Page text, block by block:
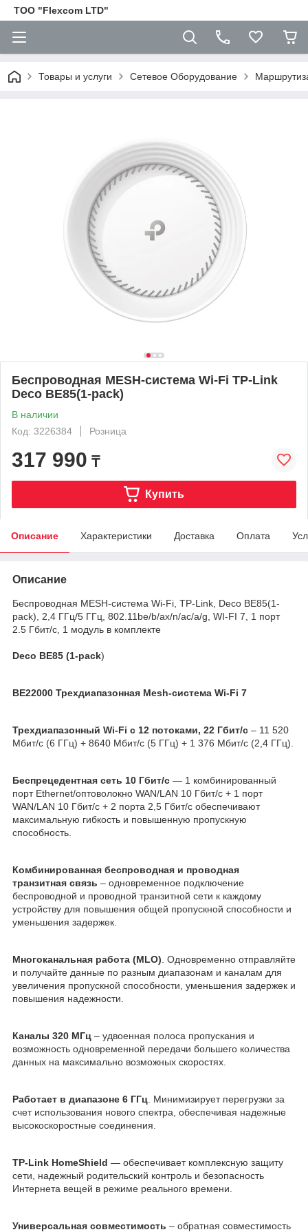
ТОО "Flexcom LTD"
Товары и услуги Сетевое Оборудование
Беспроводная MESH-система Wi-Fi TP-Link
Deco BE85(1-pack)
В наличии
Код: 3226384
Розница
317 990 ₸
Купить
Описание Характеристики Доставка Оплата
Описание
Беспроводная MESH-система Wi-Fi, TP-Link, Deco BE85(1-
pack), 2,4 ГГц/5 ГГц, 802.11be/b/ax/n/ac/a/g, WI-FI 7, 1 порт
2.5 Гбит/с, 1 модуль в комплекте
Deco BE85 (1-pack)
BE22000 Трехдиапазонная Mesh-система Wi-Fi 7
Трехдиапазонный Wi-Fi с 12 потоками, 22 Гбит/с – 11 520
Мбит/с (6 ГГц) + 8640 Мбит/с (5 ГГц) + 1 376 Мбит/с (2,4 ГГц).
Беспрецедентная сеть 10 Гбит/с — 1 комбинированный
порт Ethernet/оптоволокно WAN/LAN 10 Гбит/с + 1 порт
WAN/LAN 10 Гбит/с + 2 порта 2,5 Гбит/с обеспечивают
максимальную гибкость и повышенную пропускную
способность.
Комбинированная беспроводная и проводная
транзитная связь – одновременное подключение
беспроводной и проводной транзитной сети к каждому
устройству для повышения общей пропускной способности и
уменьшения задержек.
Многоканальная работа (MLO) . Одновременно отправляйте
и получайте данные по разным диапазонам и каналам для
увеличения пропускной способности, уменьшения задержек и
повышения надежности.
Каналы 320 МГц – удвоенная полоса пропускания и
возможность одновременной передачи большего количества
данных на максимально возможных скоростях.
Работает в диапазоне 6 ГГц . Минимизирует перегрузки за
счет использования нового спектра, обеспечивая надежные
высокоскоростные соединения.
TP-Link HomeShield — обеспечивает комплексную защиту
сети, надежный родительский контроль и безопасность
Интернета вещей в режиме реального времени.
Универсальная совместимость – обратная совместимость